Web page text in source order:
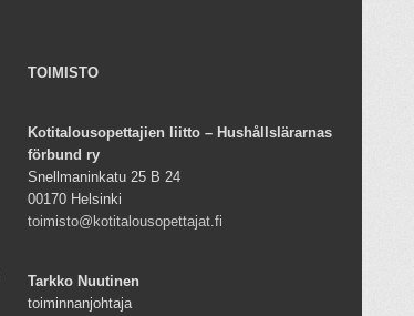
TOIMISTO
Kotitalousopettajien liitto – Hushållslärarnas
förbund ry
Snellmaninkatu 25 B 24
00170 Helsinki
toimisto@kotitalousopettajat.fi
Tarkko Nuutinen
toiminnanjohtaja